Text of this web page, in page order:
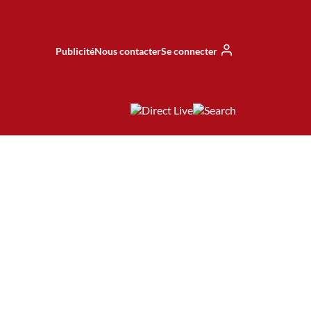
PublicitéNous contacterSe connecter